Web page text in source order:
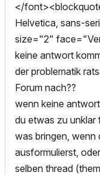
</
Helvetica, sans-
size="2"
keine antwort
der problematik
Forum nach??
wenn keine
du etwas zu unklar
was bringen, wenn
ausformulierst,
selben thread